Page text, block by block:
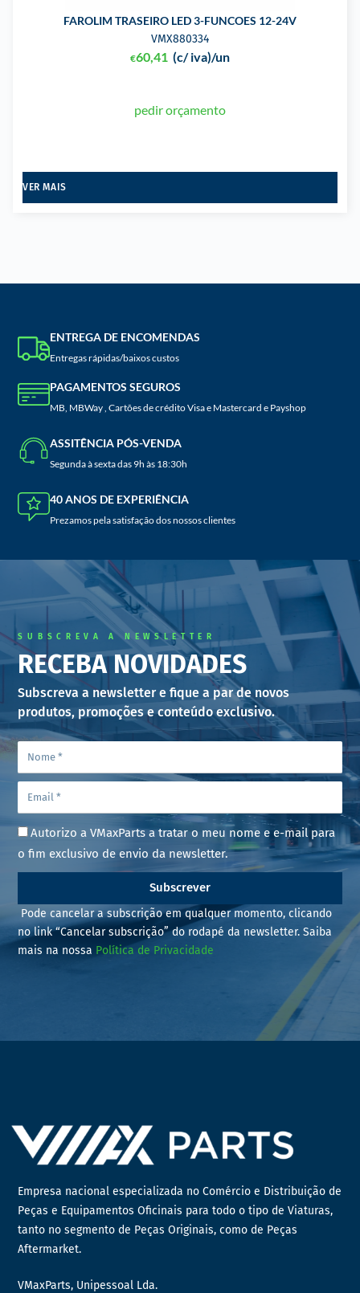
FAROLIM TRASEIRO LED 3-FUNCOES 12-24V
VMX880334
€60,41 (c/ iva)/un
pedir orçamento
VER MAIS
ENTREGA DE ENCOMENDAS
Entregas rápidas/baixos custos
PAGAMENTOS SEGUROS
MB, MBWay , Cartões de crédito Visa e Mastercard e Payshop
ASSITÊNCIA PÓS-VENDA
Segunda à sexta das 9h às 18:30h
40 ANOS DE EXPERIÊNCIA
Prezamos pela satisfação dos nossos clientes
SUBSCREVA A NEWSLETTER
RECEBA NOVIDADES
Subscreva a newsletter e fique a par de novos
produtos, promoções e conteúdo exclusivo.
Autorizo a VMaxParts a tratar o meu nome e e-mail para
o fim exclusivo de envio da newsletter.
Subscrever
Pode cancelar a subscrição em qualquer momento, clicando
no link “Cancelar subscrição” do rodapé da newsletter. Saiba
mais na nossa Política de Privacidade
Empresa nacional especializada no Comércio e Distribuição de
Peças e Equipamentos Oficinais para todo o tipo de Viaturas,
tanto no segmento de Peças Originais, como de Peças
Aftermarket.
VMaxParts, Unipessoal Lda.